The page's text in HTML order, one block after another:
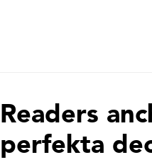
Readers
perfekta